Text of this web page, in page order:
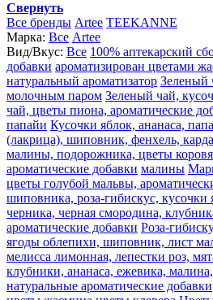
Свернуть
Все бренды Artee TEEKANNE
Марка: Все Artee
Вид/Вкус: Все 100% аптекарский
добавки ароматизирован цветами
натуральный ароматизатор Зеленый
молочным паром Зеленый чай,
чай, цветы пиона, ароматические
папайи Кусочки яблок, ананаса,
(лакрица), шиповник, фенхель,
малины, подорожника, цветы
ароматические добавки малины
цветы голубой мальвы,
шиповника, роза-гибискус, кусочки
черника, черная смородина,
ароматические добавки Роза-
ягоды облепихи, шиповник, лист
мелисса лимонная, лепестки роз,
клубники, ананаса, ежевика,
натуральные ароматические добавки